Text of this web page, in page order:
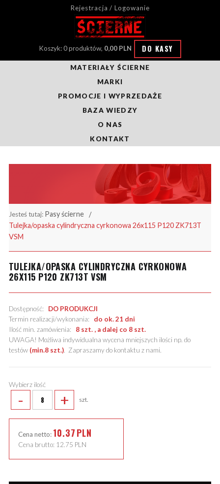
Rejestracja / Logowanie
Koszyk: 0 produktów, 0,00 PLN DO KASY
MATERIAŁY ŚCIERNE
MARKI
PROMOCJE I WYPRZEDAŻE
BAZA WIEDZY
O NAS
KONTAKT
Jesteś tutaj: Pasy ścierne
Tulejka/opaska cylindryczna cyrkonowa 26x115 P120 ZK713T
VSM
TULEJKA/OPASKA CYLINDRYCZNA CYRKONOWA
26X115 P120 ZK713T VSM
Dostępność: DO PRODUKCJI
Termin realizacji/wykonania: do ok. 21 dni
Ilość min. zamówienia: 8 szt. , a dalej co 8 szt.
UWAGA! Możliwa indywidualna wycena mniejszych ilości np. do
testów (min.8 szt.). Zapraszamy do kontaktu z nami.
Wybierz ilość
- + szt.
Cena netto: 10.37PLN
Cena brutto: 12.75 PLN